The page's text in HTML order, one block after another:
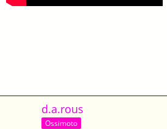
d.a.rous
Ossimoto